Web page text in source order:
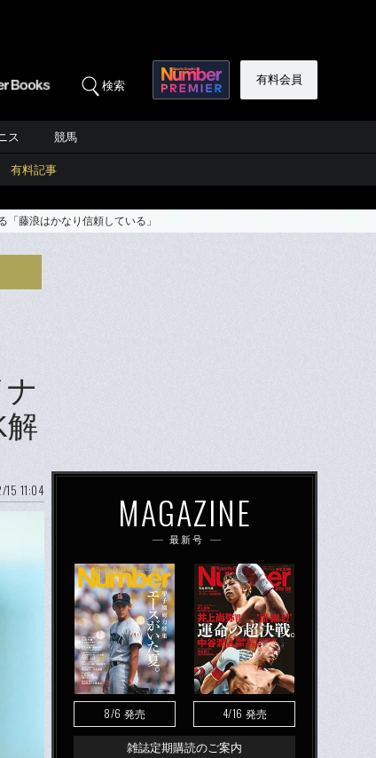
検索 有料会員
ス 競馬
有料記事
藤浪はかなり信頼している」
11:04 MAGAZINE
最新号
8/6 発売 4/16 発売
雑誌定期購読のご案内